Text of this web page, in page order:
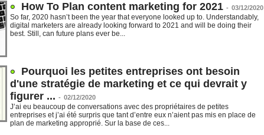
How To Plan content marketing for 2021 - 03/12/2020
So far, 2020 hasn’t been the year that everyone looked up to. Understandably,
digital marketers are already looking forward to 2021 and will be doing their
best. Still, can future plans ever be...
Pourquoi les petites entreprises ont besoin
d'une stratégie de marketing et ce qui devrait y
figurer ... - 02/12/2020
J’ai eu beaucoup de conversations avec des propriétaires de petites
entreprises et j’ai été surpris que tant d’entre eux n’aient pas mis en place de
plan de marketing approprié. Sur la base de ces...